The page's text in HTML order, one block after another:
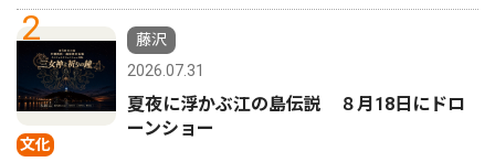
2
文化
藤沢
2026.07.31
夏夜に浮かぶ江の島伝説 ８月18日にドロ
ーンショー